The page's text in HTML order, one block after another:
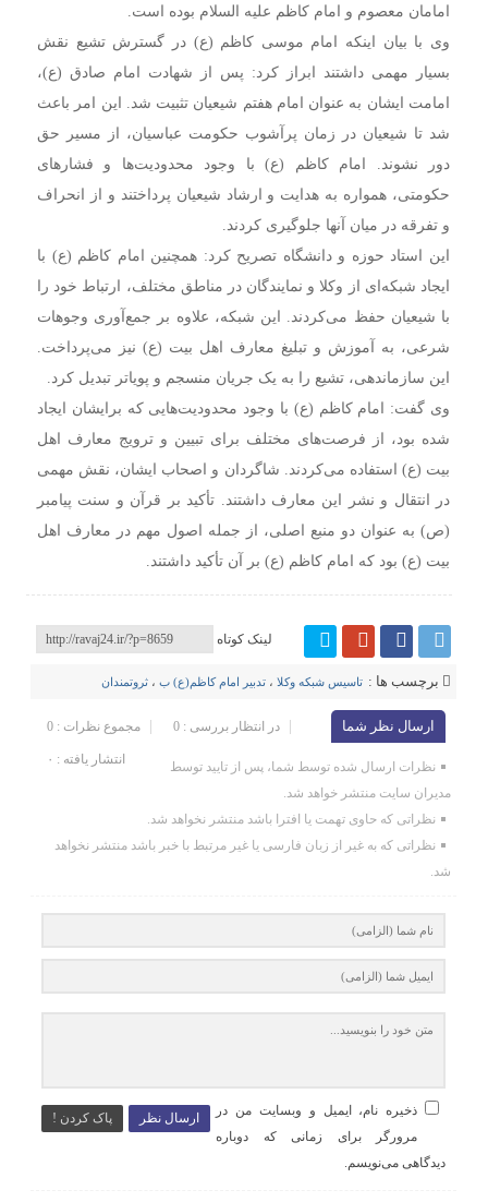
امامان معصوم و امام کاظم علیه السلام بوده است.
وی با بیان اینکه امام موسی کاظم (ع) در گسترش تشیع نقش
بسیار مهمی داشتند ابراز کرد: پس از شهادت امام صادق (ع)،
امامت ایشان به عنوان امام هفتم شیعیان تثبیت شد. این امر باعث
شد تا شیعیان در زمان پرآشوب حکومت عباسیان، از مسیر حق
دور نشوند. امام کاظم (ع) با وجود محدودیت‌ها و فشارهای
حکومتی، همواره به هدایت و ارشاد شیعیان پرداختند و از انحراف
و تفرقه در میان آنها جلوگیری کردند.
این استاد حوزه و دانشگاه تصریح کرد: همچنین امام کاظم (ع) با
ایجاد شبکه‌ای از وکلا و نمایندگان در مناطق مختلف، ارتباط خود را
با شیعیان حفظ می‌کردند. این شبکه، علاوه بر جمع‌آوری وجوهات
شرعی، به آموزش و تبلیغ معارف اهل بیت (ع) نیز می‌پرداخت.
این سازماندهی، تشیع را به یک جریان منسجم و پویاتر تبدیل کرد.
وی گفت: امام کاظم (ع) با وجود محدودیت‌هایی که برایشان ایجاد
شده بود، از فرصت‌های مختلف برای تبیین و ترویج معارف اهل
بیت (ع) استفاده می‌کردند. شاگردان و اصحاب ایشان، نقش مهمی
در انتقال و نشر این معارف داشتند. تأکید بر قرآن و سنت پیامبر
(ص) به عنوان دو منبع اصلی، از جمله اصول مهم در معارف اهل
بیت (ع) بود که امام کاظم (ع) بر آن تأکید داشتند.
لینک کوتاه
برچسب ها : تاسیس شبکه وکلا ،تدبیر امام کاظم(ع) ب ،ثروتمندان
ارسال نظر شما مجموع نظرات : 0 در انتظار بررسی : 0
انتشار یافته : ۰
نظرات ارسال شده توسط شما، پس از تایید توسط
مدیران سایت منتشر خواهد شد.
نظراتی که حاوی تهمت یا افترا باشد منتشر نخواهد شد.
نظراتی که به غیر از زبان فارسی یا غیر مرتبط با خبر باشد منتشر نخواهد
شد.
ارسال نظر پاک کردن !
ذخیره نام، ایمیل و وبسایت من در
مرورگر برای زمانی که دوباره
دیدگاهی می‌نویسم.